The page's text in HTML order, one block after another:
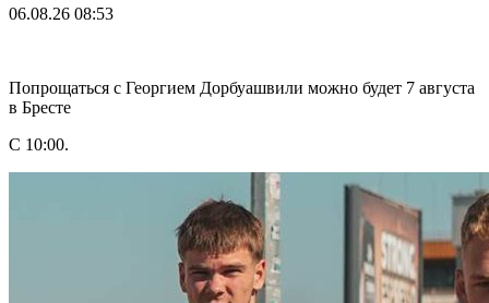
06.08.26 08:53
Попрощаться с Георгием Дорбуашвили можно будет 7 августа
в Бресте
С 10:00.